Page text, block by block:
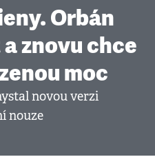
Orbán
znovu chce
moc
novou verzi
nouze